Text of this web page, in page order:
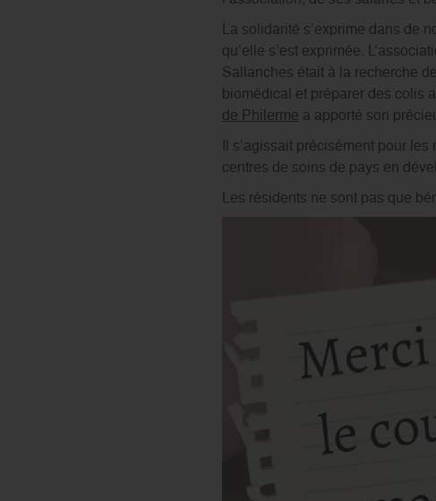
La solidarité s’exprime dans de
qu’elle s’est exprimée.
Sallanches était à la recherche
biomédical et préparer des colis
de Philerme a apporté son
Il s’agissait précisément pour
centres de soins de pays en
Les résidents ne sont pas que